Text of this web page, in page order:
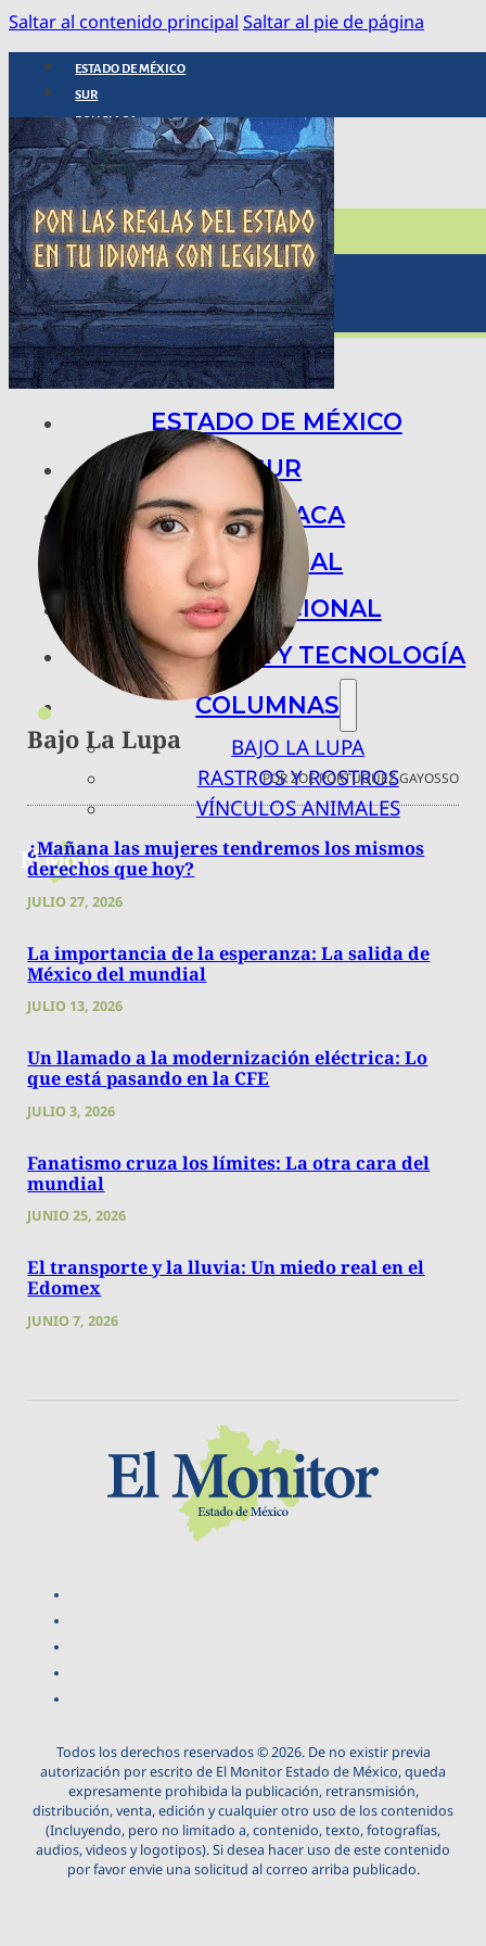
Saltar al contenido principal Saltar al pie de página
ESTADO DE MÉXICO
SUR
POLICIACA
NACIONAL
INTERNACIONAL
ARTE, CIENCIA Y TECNOLOGÍA
COLUMNAS
BAJO LA LUPA
RASTROS Y ROSTROS
VÍNCULOS ANIMALES
ESTADO DE MÉXICO
SUR
POLICIACA
NACIONAL
INTERNACIONAL
ARTE, CIENCIA Y TECNOLOGÍA
COLUMNAS
BAJO LA LUPA
RASTROS Y ROSTROS
VÍNCULOS ANIMALES
Bajo La Lupa
POR ZOE PORTUGUEZ GAYOSSO
¿Mañana las mujeres tendremos los mismos
derechos que hoy?
JULIO 27, 2026
La importancia de la esperanza: La salida de
México del mundial
JULIO 13, 2026
Un llamado a la modernización eléctrica: Lo
que está pasando en la CFE
JULIO 3, 2026
Fanatismo cruza los límites: La otra cara del
mundial
JUNIO 25, 2026
El transporte y la lluvia: Un miedo real en el
Edomex
JUNIO 7, 2026
Todos los derechos reservados © 2026. De no existir previa
autorización por escrito de El Monitor Estado de México, queda
expresamente prohibida la publicación, retransmisión,
distribución, venta, edición y cualquier otro uso de los contenidos
(Incluyendo, pero no limitado a, contenido, texto, fotografías,
audios, videos y logotipos). Si desea hacer uso de este contenido
por favor envie una solicitud al correo arriba publicado.